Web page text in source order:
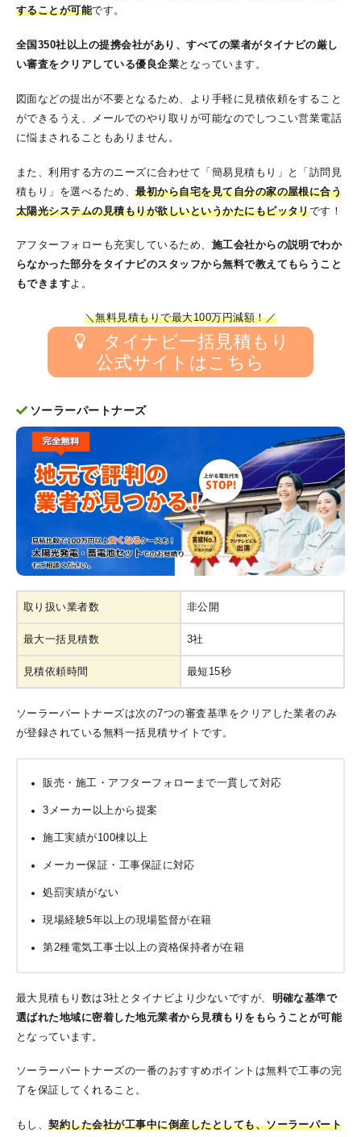
することが可能です。
全国350社以上の提携会社があり、すべての業者がタイナビの厳し
い審査をクリアしている優良企業となっています。
図面などの提出が不要となるため、より手軽に見積依頼をすること
ができるうえ、メールでのやり取りが可能なのでしつこい営業電話
に悩まされることもありません。
また、利用する方のニーズに合わせて「簡易見積もり」と「訪問見
積もり」を選べるため、最初から自宅を見て自分の家の屋根に合う
太陽光システムの見積もりが欲しいというかたにもピッタリです！
アフターフォローも充実しているため、 施工会社からの説明でわか
らなかった部分をタイナビのスタッフから無料で教えてもらうこと
もできますよ。
＼無料見積もりで最大100万円減額！／
タイナビ一括見積もり
公式サイトはこちら
ソーラーパートナーズ
取り扱い業者数 非公開
最大一括見積数 3社
見積依頼時間 最短15秒
ソーラーパートナーズは次の7つの審査基準をクリアした業者のみ
が登録されている無料一括見積サイトです。
販売・施工・アフターフォローまで一貫して対応
3メーカー以上から提案
施工実績が100棟以上
メーカー保証・工事保証に対応
処罰実績がない
現場経験5年以上の現場監督が在籍
第2種電気工事士以上の資格保持者が在籍
最大見積もり数は3社とタイナビより少ないですが、
明確な基準で
選ばれた地域に密着した地元業者から見積もりをもらうことが可能
となっています。
ソーラーパートナーズの一番のおすすめポイントは無料で工事の完
了を保証してくれること。
もし、契約した会社が工事中に倒産したとしても、ソーラーパート